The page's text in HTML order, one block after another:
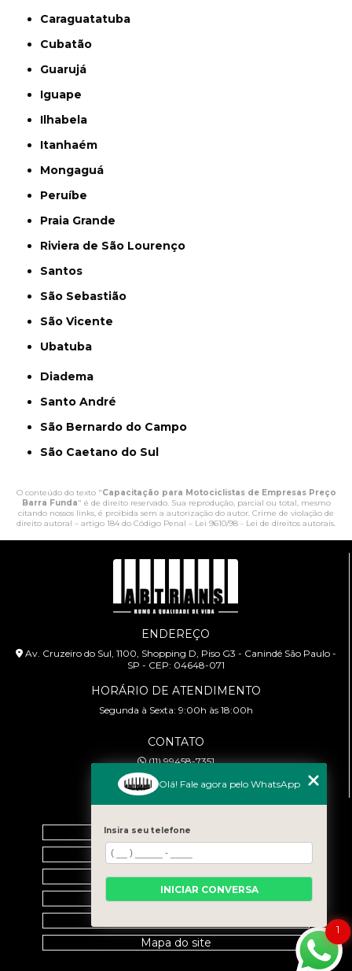
Caraguatatuba
Cubatão
Guarujá
Iguape
Ilhabela
Itanhaém
Mongaguá
Peruíbe
Praia Grande
Riviera de São Lourenço
Santos
São Sebastião
São Vicente
Ubatuba
Diadema
Santo André
São Bernardo do Campo
São Caetano do Sul
O conteúdo do texto "Capacitação para Motociclistas de Empresas Preço
Barra Funda" é de direito reservado. Sua reprodução, parcial ou total, mesmo
citando nossos links, é proibida sem a autorização do autor. Crime de violação de
direito autoral – artigo 184 do Código Penal – Lei 9610/98 - Lei de direitos autorais.
ENDEREÇO
Av. Cruzeiro do Sul, 1100, Shopping D, Piso G3 - Canindé São Paulo -
SP - CEP: 04648-071
HORÁRIO DE ATENDIMENTO
Segunda à Sexta: 9:00h às 18:00h
CONTATO
(11) 99458-7351
cursoabtrans@gmail.com
Home
Empresa
Galeria
Contato
Mapa do site
1
Olá! Fale agora pelo WhatsApp
Insira seu telefone
INICIAR CONVERSA